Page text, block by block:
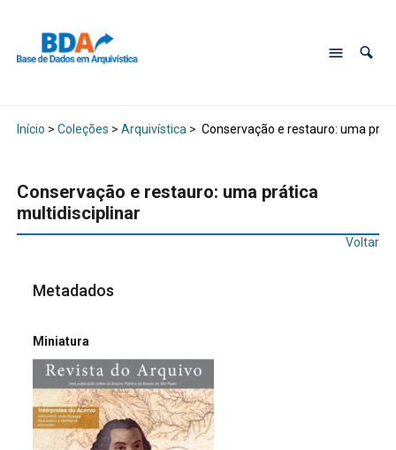
Início > Coleções > Arquivística > Conservação e restauro: uma
Conservação e restauro: uma prática
multidisciplinar
Voltar
Metadados
Miniatura